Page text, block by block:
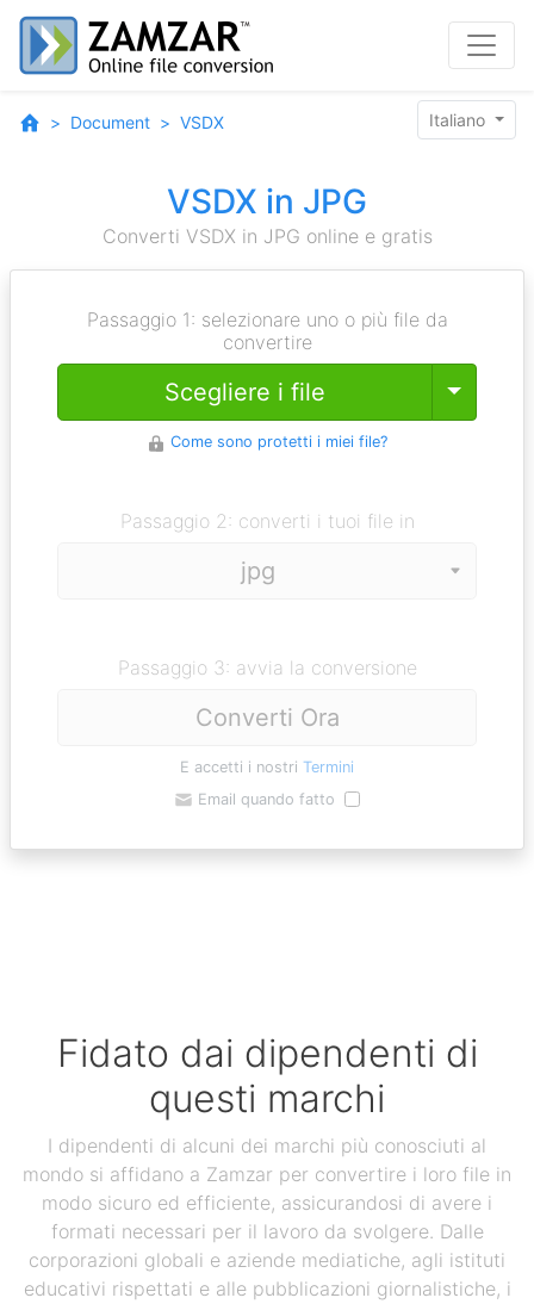
Document VSDX Italiano
VSDX in JPG
Converti VSDX in JPG online e gratis
Passaggio 1: selezionare uno o più file da
convertire
Scegliere i file Toggle
Come sono protetti i miei file?
Passaggio 2: converti i tuoi file in
Passaggio 3: avvia la conversione
Converti Ora
E accetti i nostri Termini
Email quando fatto
Fidato dai dipendenti di
questi marchi
I dipendenti di alcuni dei marchi più conosciuti al
mondo si affidano a Zamzar per convertire i loro file in
modo sicuro ed efficiente, assicurandosi di avere i
formati necessari per il lavoro da svolgere. Dalle
corporazioni globali e aziende mediatiche, agli istituti
educativi rispettati e alle pubblicazioni giornalistiche, i